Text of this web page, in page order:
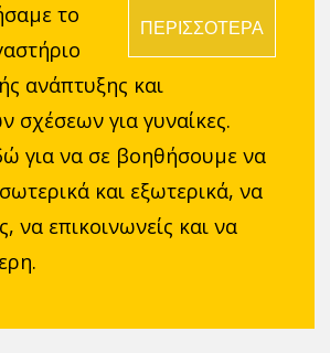
ΠΕΡΙΣΣΟΤΕΡΑ
το
ανάπτυξης και
σχέσεων για γυναίκες.
για να σε βοηθήσουμε να
και εξωτερικά, να
να επικοινωνείς και να